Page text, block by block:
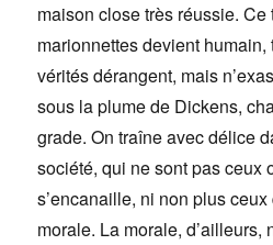
maison close très réussie. Ce
marionnettes devient
vérités dérangent, mais
sous la plume de Dickens,
grade. On traîne avec délice
société, qui ne sont pas ceux
s’encanaille, ni non plus
morale. La morale, d’ailleurs,